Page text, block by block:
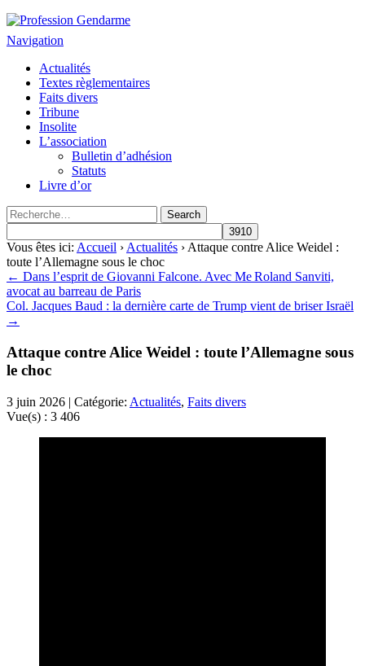
Profession Gendarme
Le journal des gendarmes
Navigation
Actualités
Textes règlementaires
Faits divers
Tribune
Insolite
L’association
Bulletin d’adhésion
Statuts
Livre d’or
Vous êtes ici: Accueil › Actualités › Attaque contre Alice Weidel :
toute l’Allemagne sous le choc
← Dans l’esprit de Giovanni Falcone. Avec Me Roland Sanviti,
avocat au barreau de Paris
Col. Jacques Baud : la dernière carte de Trump vient de briser Israël
→
Attaque contre Alice Weidel : toute l’Allemagne sous
le choc
3 juin 2026 | Catégorie: Actualités, Faits divers
Vue(s) : 3 406